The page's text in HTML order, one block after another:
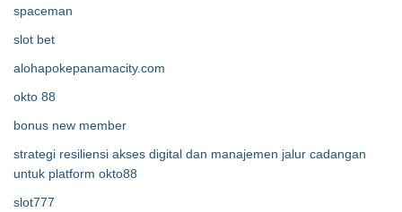
spaceman
slot bet
alohapokepanamacity.com
okto 88
bonus new member
strategi resiliensi akses digital dan manajemen jalur cadangan
untuk platform okto88
slot777